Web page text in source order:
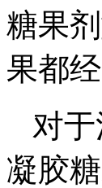
糖果
果都
对
凝胶